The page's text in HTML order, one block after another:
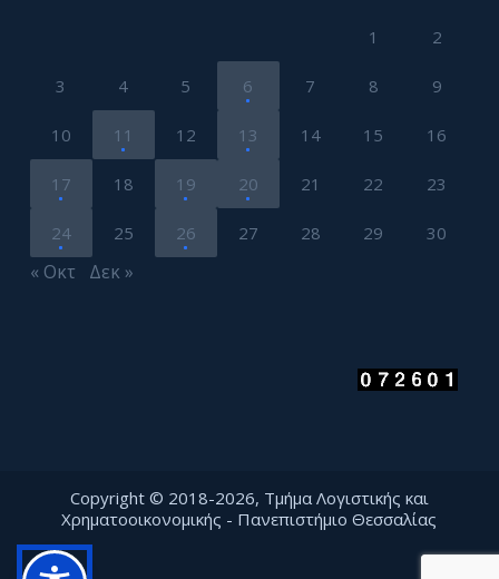
1 2
3 4 5 6 7 8 9
10 11 12 13 14 15 16
17 18 19 20 21 22 23
24 25 26 27 28 29 30
« Οκτ Δεκ »
Copyright © 2018-2026, Τμήμα Λογιστικής και
Χρηματοοικονομικής - Πανεπιστήμιο Θεσσαλίας